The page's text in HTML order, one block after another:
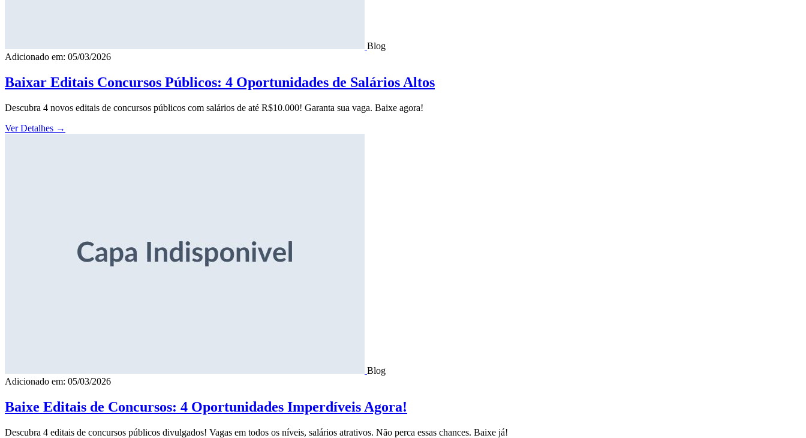
Blog
Adicionado em: 05/03/2026
Baixar Editais Concursos Públicos: 4 Oportunidades de Salários Altos
Descubra 4 novos editais de concursos públicos com salários de até R$10.000! Garanta sua vaga. Baixe agora!
Ver Detalhes →
Blog
Adicionado em: 05/03/2026
Baixe Editais de Concursos: 4 Oportunidades Imperdíveis Agora!
Descubra 4 editais de concursos públicos divulgados! Vagas em todos os níveis, salários atrativos. Não perca essas chances. Baixe já!